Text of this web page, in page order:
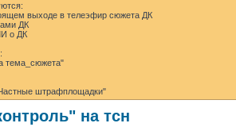
выходе в телеэфир сюжета ДК
ДК
о ДК
тема_сюжета"
штрафплощадки"
на тсн